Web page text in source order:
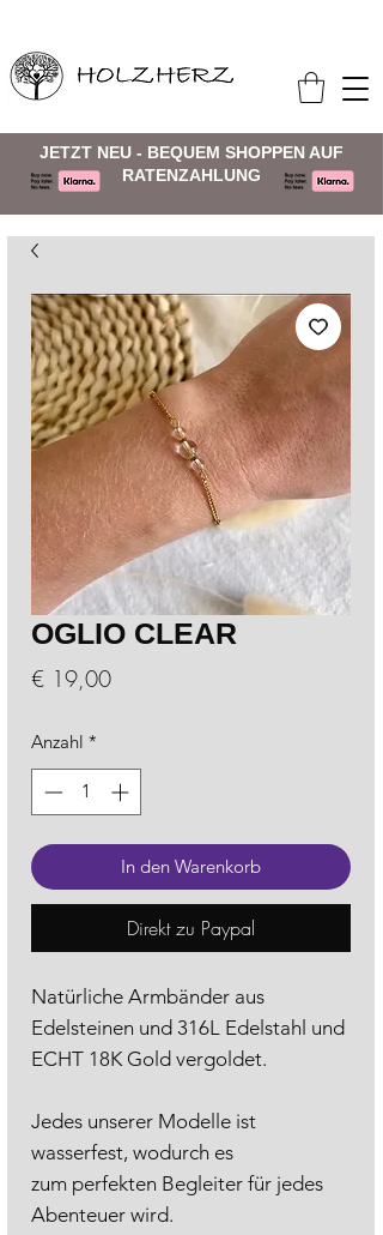
JETZT NEU - BEQUEM SHOPPEN AUF
RATENZAHLUNG
OGLIO CLEAR
€ 19,00Preis
Anzahl *
In den Warenkorb
Direkt zu Paypal
Natürliche Armbänder aus
Edelsteinen und 316L Edelstahl und
ECHT 18K Gold vergoldet.
Jedes unserer Modelle ist
wasserfest, wodurch es
zum perfekten Begleiter für jedes
Abenteuer wird.